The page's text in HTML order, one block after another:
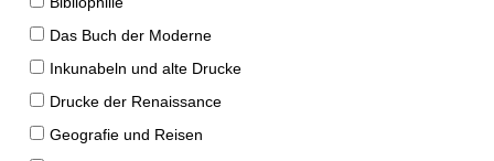
Das Buch der Moderne
Inkunabeln und alte Drucke
Drucke der Renaissance
Geografie und Reisen